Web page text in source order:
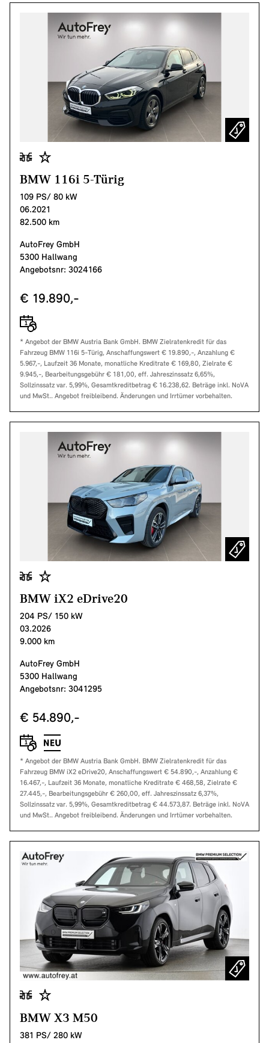
BMW 116i 5-Türig
109 PS/ 80 kW
06.2021
82.500 km
AutoFrey GmbH
5300 Hallwang
Angebotsnr: 3024166
€ 19.890,-
* Angebot der BMW Austria Bank GmbH. BMW Zielratenkredit für das
Fahrzeug BMW 116i 5-Türig, Anschaffungswert € 19.890,-, Anzahlung €
5.967,-, Laufzeit 36 Monate, monatliche Kreditrate € 169,80, Zielrate €
9.945,-, Bearbeitungsgebühr € 181,00, eff. Jahreszinssatz 6,65%,
Sollzinssatz var. 5,99%, Gesamtkreditbetrag € 16.238,62. Beträge inkl. NoVA
und MwSt.. Angebot freibleibend. Änderungen und Irrtümer vorbehalten.
BMW iX2 eDrive20
204 PS/ 150 kW
03.2026
9.000 km
AutoFrey GmbH
5300 Hallwang
Angebotsnr: 3041295
€ 54.890,-
* Angebot der BMW Austria Bank GmbH. BMW Zielratenkredit für das
Fahrzeug BMW iX2 eDrive20, Anschaffungswert € 54.890,-, Anzahlung €
16.467,-, Laufzeit 36 Monate, monatliche Kreditrate € 468,58, Zielrate €
27.445,-, Bearbeitungsgebühr € 260,00, eff. Jahreszinssatz 6,37%,
Sollzinssatz var. 5,99%, Gesamtkreditbetrag € 44.573,87. Beträge inkl. NoVA
und MwSt.. Angebot freibleibend. Änderungen und Irrtümer vorbehalten.
BMW X3 M50
381 PS/ 280 kW